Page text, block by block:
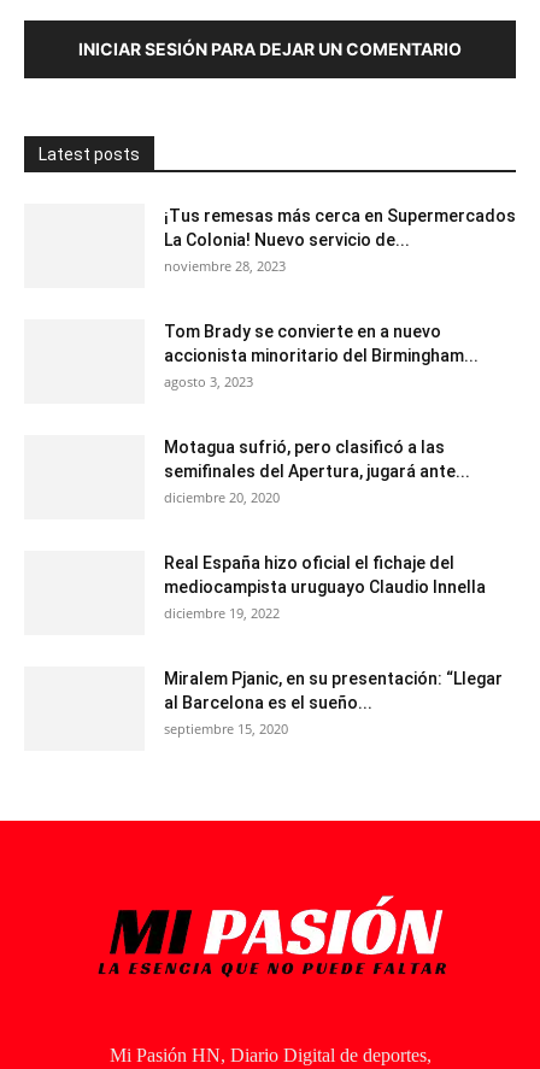
INICIAR SESIÓN PARA DEJAR UN COMENTARIO
Latest posts
¡Tus remesas más cerca en Supermercados
La Colonia! Nuevo servicio de...
noviembre 28, 2023
Tom Brady se convierte en a nuevo
accionista minoritario del Birmingham...
agosto 3, 2023
Motagua sufrió, pero clasificó a las
semifinales del Apertura, jugará ante...
diciembre 20, 2020
Real España hizo oficial el fichaje del
mediocampista uruguayo Claudio Innella
diciembre 19, 2022
Miralem Pjanic, en su presentación: “Llegar
al Barcelona es el sueño...
septiembre 15, 2020
Mi Pasión HN, Diario Digital de deportes,